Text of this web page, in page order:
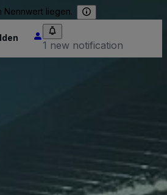
liegen.
1 new notification